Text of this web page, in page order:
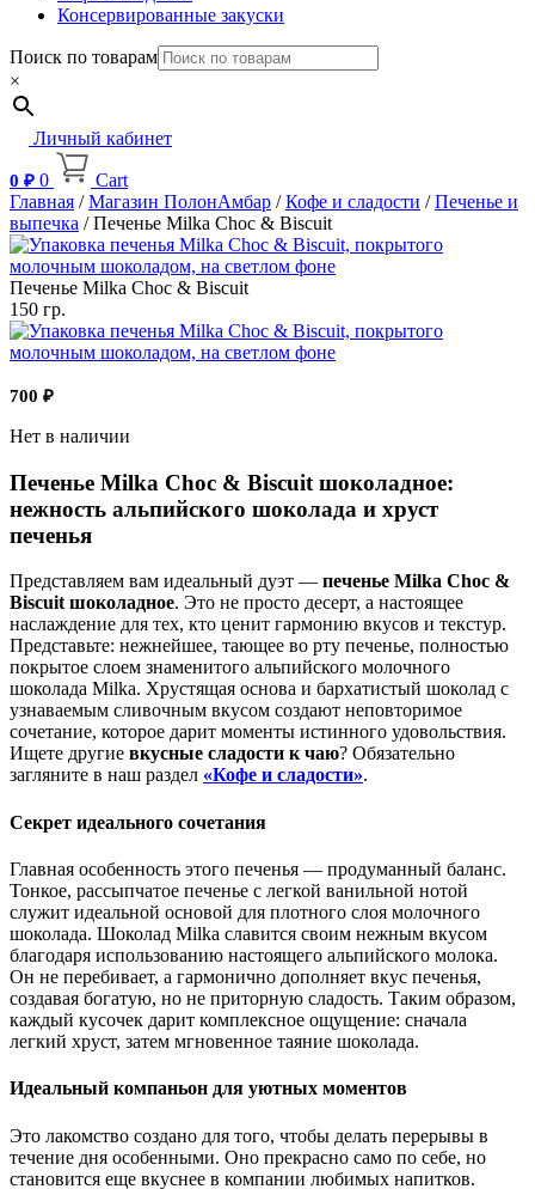
Консервированные закуски
Поиск по товарам
×
Личный кабинет
0 ₽ 0
Cart
Главная /Магазин ПолонАмбар /Кофе и сладости /Печенье и
выпечка / Печенье Milka Choc & Biscuit
Печенье Milka Choc & Biscuit
150 гр.
700 ₽
Нет в наличии
Печенье Milka Choc & Biscuit шоколадное:
нежность альпийского шоколада и хруст
печенья
Представляем вам идеальный дуэт — печенье Milka Choc &
Biscuit шоколадное. Это не просто десерт, а настоящее
наслаждение для тех, кто ценит гармонию вкусов и текстур.
Представьте: нежнейшее, тающее во рту печенье, полностью
покрытое слоем знаменитого альпийского молочного
шоколада Milka. Хрустящая основа и бархатистый шоколад с
узнаваемым сливочным вкусом создают неповторимое
сочетание, которое дарит моменты истинного удовольствия.
Ищете другие вкусные сладости к чаю? Обязательно
загляните в наш раздел «Кофе и сладости».
Секрет идеального сочетания
Главная особенность этого печенья — продуманный баланс.
Тонкое, рассыпчатое печенье с легкой ванильной нотой
служит идеальной основой для плотного слоя молочного
шоколада. Шоколад Milka славится своим нежным вкусом
благодаря использованию настоящего альпийского молока.
Он не перебивает, а гармонично дополняет вкус печенья,
создавая богатую, но не приторную сладость. Таким образом,
каждый кусочек дарит комплексное ощущение: сначала
легкий хруст, затем мгновенное таяние шоколада.
Идеальный компаньон для уютных моментов
Это лакомство создано для того, чтобы делать перерывы в
течение дня особенными. Оно прекрасно само по себе, но
становится еще вкуснее в компании любимых напитков.